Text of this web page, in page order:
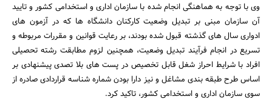
وی با توجه به هماهنگی انجام شده با سازمان اداری و استخدامی کشور و تایید
آن سازمان مبنی بر تبدیل وضعیت کارکنان دانشگاه ها که در آزمون های
ادواری سال های گذشته قبول شده بودند، بر رعایت قوانین و مقررات مربوطه و
تسریع در انجام فرآیند تبدیل وضعیت، همچنین لزوم مطابقت رشته تحصیلی
افراد با شرایط احراز شغل قابل تخصیص در پست های بلا تصدی پیشنهادی بر
اساس طرح طبقه بندی مشاغل و نیز دارا بودن شماره شناسه قراردادی صادره از
سوی سازمان اداری و استخدامی کشور، تاکید کرد.